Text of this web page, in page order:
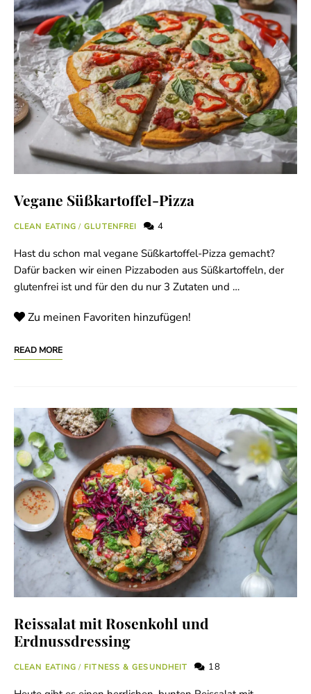
Vegane Süßkartoffel-Pizza
CLEAN EATING / GLUTENFREI 4
Hast du schon mal vegane Süßkartoffel-Pizza gemacht?
Dafür backen wir einen Pizzaboden aus Süßkartoffeln, der
glutenfrei ist und für den du nur 3 Zutaten und …
Zu meinen Favoriten hinzufügen!
READ MORE
Reissalat mit Rosenkohl und
Erdnussdressing
CLEAN EATING / FITNESS & GESUNDHEIT 18